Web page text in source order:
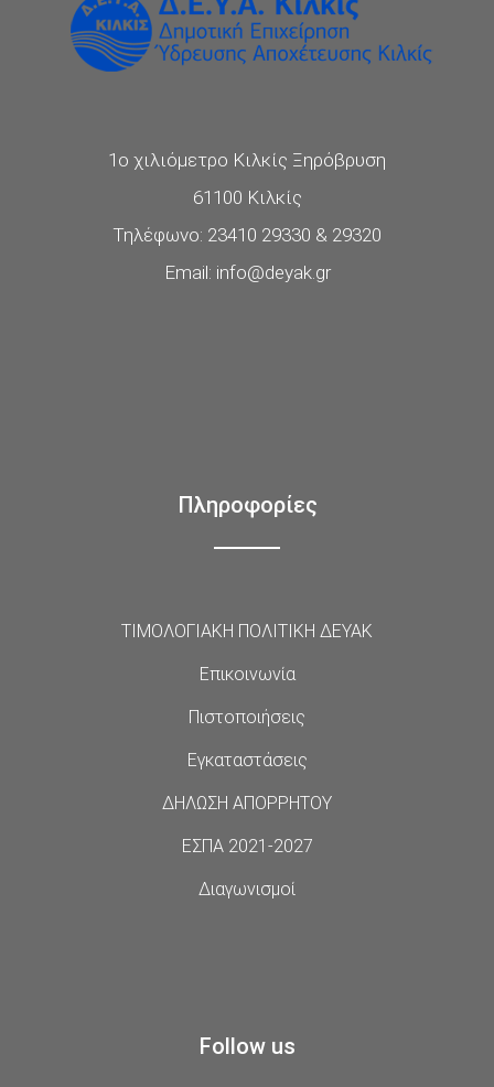
1ο χιλιόμετρο Κιλκίς Ξηρόβρυση
61100 Κιλκίς
Τηλέφωνο: 23410 29330 & 29320
Email: info@deyak.gr
Πληροφορίες
ΤΙΜΟΛΟΓΙΑΚΗ ΠΟΛΙΤΙΚΗ ΔΕΥΑΚ
Επικοινωνία
Πιστοποιήσεις
Εγκαταστάσεις
ΔΗΛΩΣΗ ΑΠΟΡΡΗΤΟΥ
ΕΣΠΑ 2021-2027
Διαγωνισμοί
Follow us